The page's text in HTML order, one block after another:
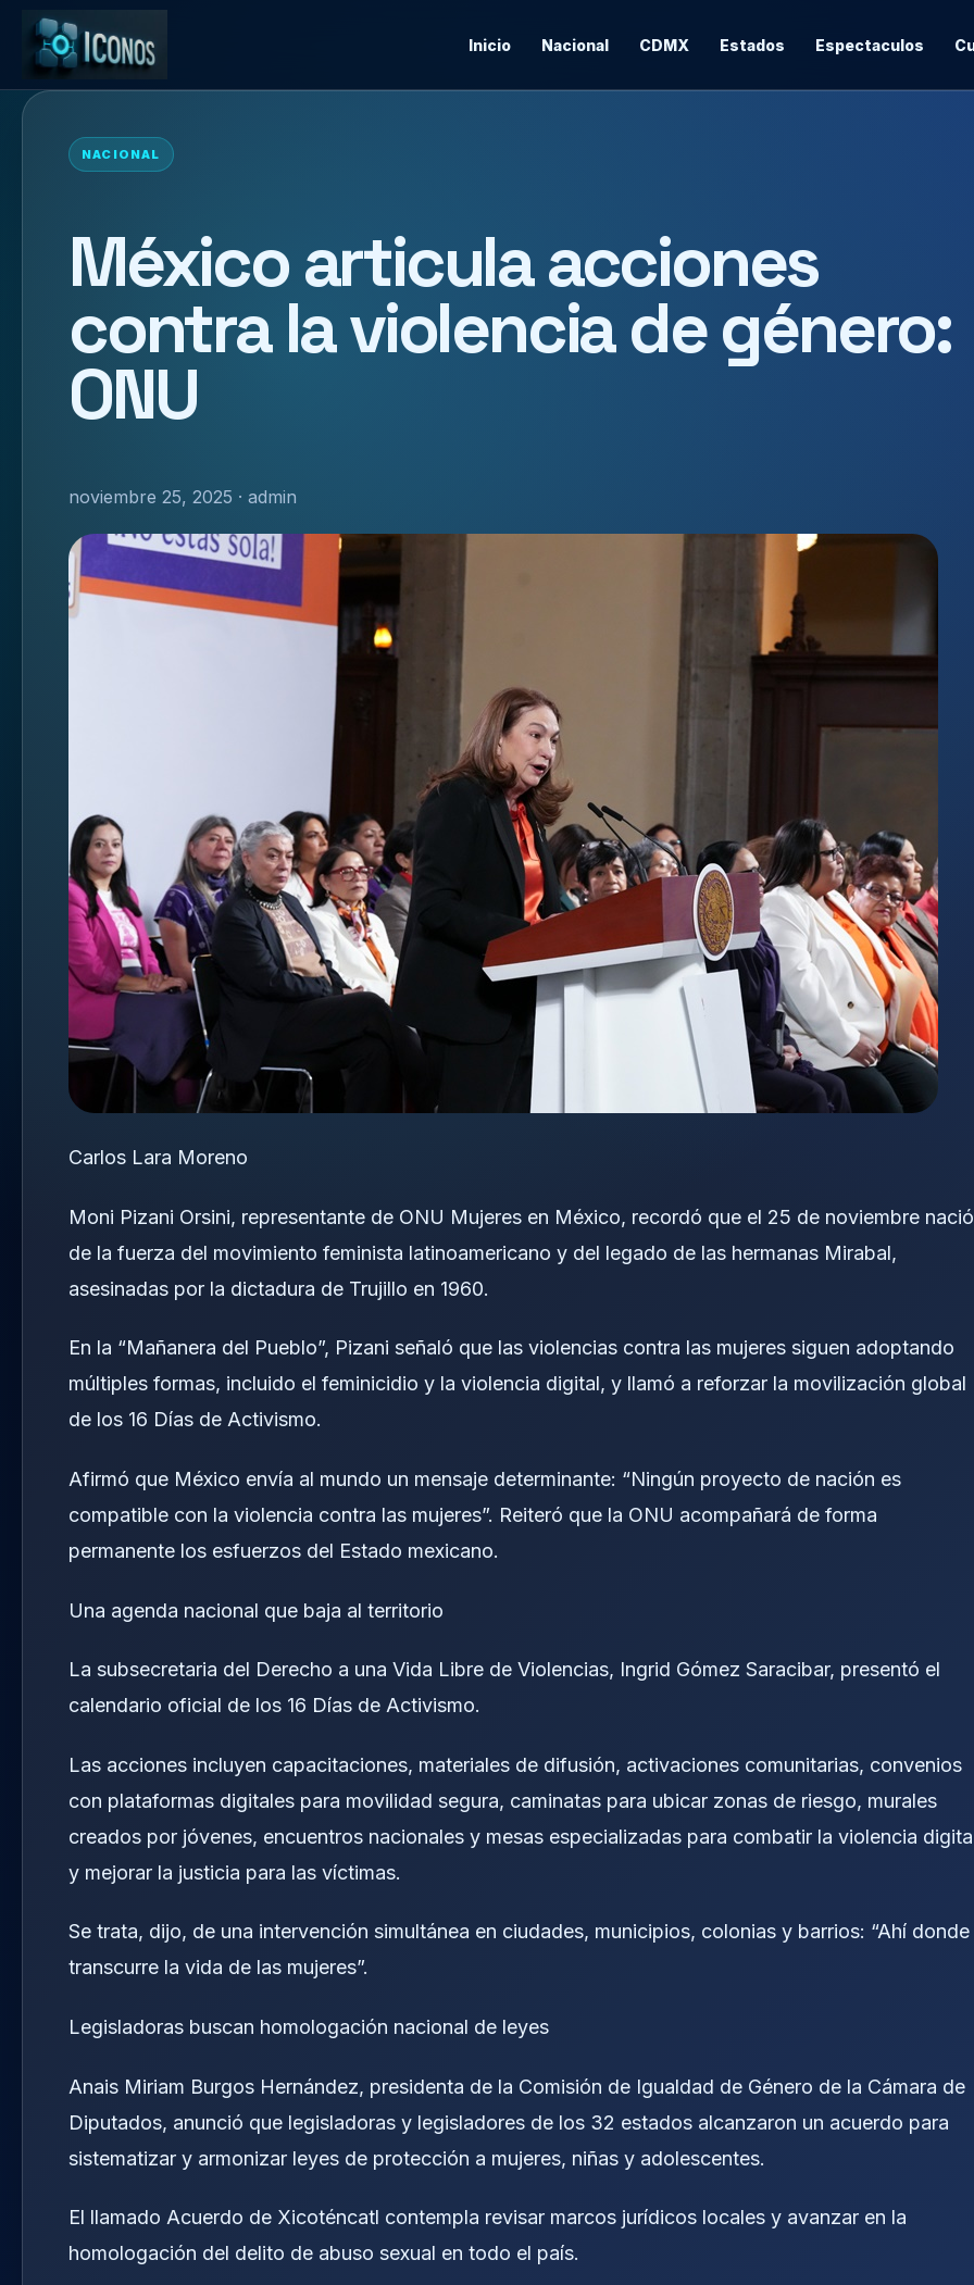
Inicio Nacional CDMX Estados Espectaculos
NACIONAL
México articula acciones
contra la violencia de género:
ONU
noviembre 25, 2025 · admin
Carlos Lara Moreno
Moni Pizani Orsini, representante de ONU Mujeres en México, recordó que el 25 de noviembre nació
de la fuerza del movimiento feminista latinoamericano y del legado de las hermanas Mirabal,
asesinadas por la dictadura de Trujillo en 1960.
En la “Mañanera del Pueblo”, Pizani señaló que las violencias contra las mujeres siguen adoptando
múltiples formas, incluido el feminicidio y la violencia digital, y llamó a reforzar la movilización global
de los 16 Días de Activismo.
Afirmó que México envía al mundo un mensaje determinante: “Ningún proyecto de nación es
compatible con la violencia contra las mujeres”. Reiteró que la ONU acompañará de forma
permanente los esfuerzos del Estado mexicano.
Una agenda nacional que baja al territorio
La subsecretaria del Derecho a una Vida Libre de Violencias, Ingrid Gómez Saracibar, presentó el
calendario oficial de los 16 Días de Activismo.
Las acciones incluyen capacitaciones, materiales de difusión, activaciones comunitarias, convenios
con plataformas digitales para movilidad segura, caminatas para ubicar zonas de riesgo, murales
creados por jóvenes, encuentros nacionales y mesas especializadas para combatir la violencia
y mejorar la justicia para las víctimas.
Se trata, dijo, de una intervención simultánea en ciudades, municipios, colonias y barrios: “Ahí donde
transcurre la vida de las mujeres”.
Legisladoras buscan homologación nacional de leyes
Anais Miriam Burgos Hernández, presidenta de la Comisión de Igualdad de Género de la Cámara de
Diputados, anunció que legisladoras y legisladores de los 32 estados alcanzaron un acuerdo para
sistematizar y armonizar leyes de protección a mujeres, niñas y adolescentes.
El llamado Acuerdo de Xicoténcatl contempla revisar marcos jurídicos locales y avanzar en la
homologación del delito de abuso sexual en todo el país.